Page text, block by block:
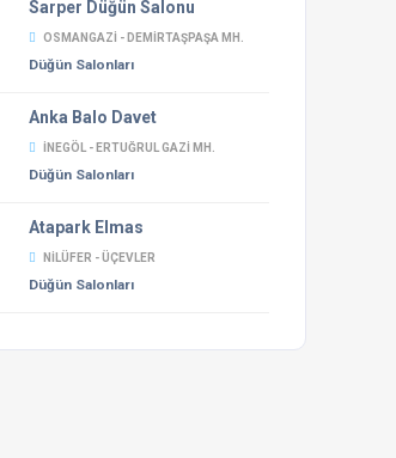
Sarper Düğün Salonu
OSMANGAZI - DEMIRTAŞPAŞA MH.
Düğün Salonları
Anka Balo Davet
İNEGÖL - ERTUĞRUL GAZI MH.
Düğün Salonları
Atapark Elmas
NILÜFER - ÜÇEVLER
Düğün Salonları